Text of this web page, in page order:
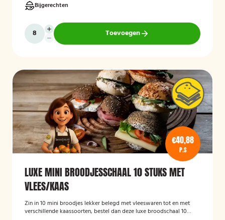
Bijgerechten
Toevoegen
€40,88
P.S
LUXE MINI BROODJESSCHAAL 10 STUKS MET
VLEES/KAAS
Zin in 10 mini broodjes lekker belegd met vleeswaren tot en met
verschillende kaassoorten, bestel dan deze luxe broodschaal 10